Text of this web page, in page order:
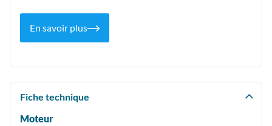
En savoir plus
Fiche technique
Moteur